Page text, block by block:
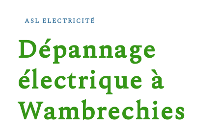
ASL ELECTRICITÉ
dépannage
électrique à
Wambrechies